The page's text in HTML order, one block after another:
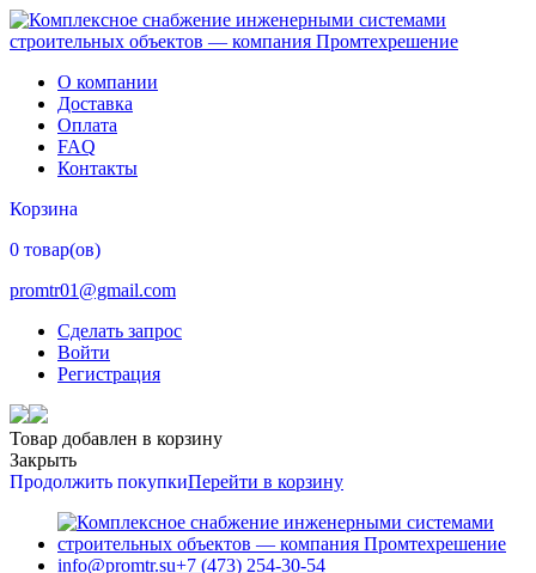
О компании
Доставка
Оплата
FAQ
Контакты
Корзина
0 товар(ов)
promtr01@gmail.com
Сделать запрос
Войти
Регистрация
Товар добавлен в корзину
Закрыть
Продолжить покупкиПерейти в корзину
info@promtr.su+7 (473) 254-30-54